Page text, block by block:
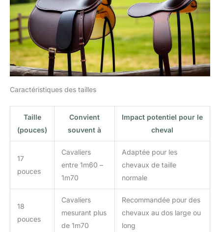
Caractéristiques des tailles
Taille
(pouces)
Convient
souvent à
Impact potentiel pour le
cheval
17
pouces
Cavaliers
entre 1m60 –
1m70
Adaptée pour les
chevaux de taille
normale
18
pouces
Cavaliers
mesurant plus
de 1m70
Recommandée pour des
chevaux au dos large ou
long